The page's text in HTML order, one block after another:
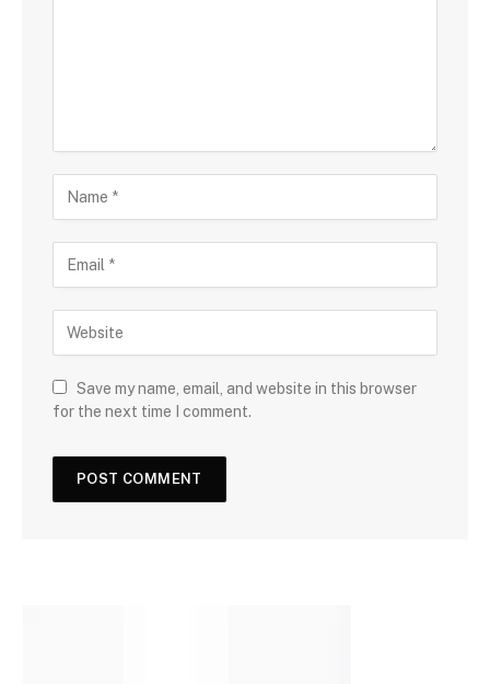
Save my name, email, and website in this browser
for the next time I comment.